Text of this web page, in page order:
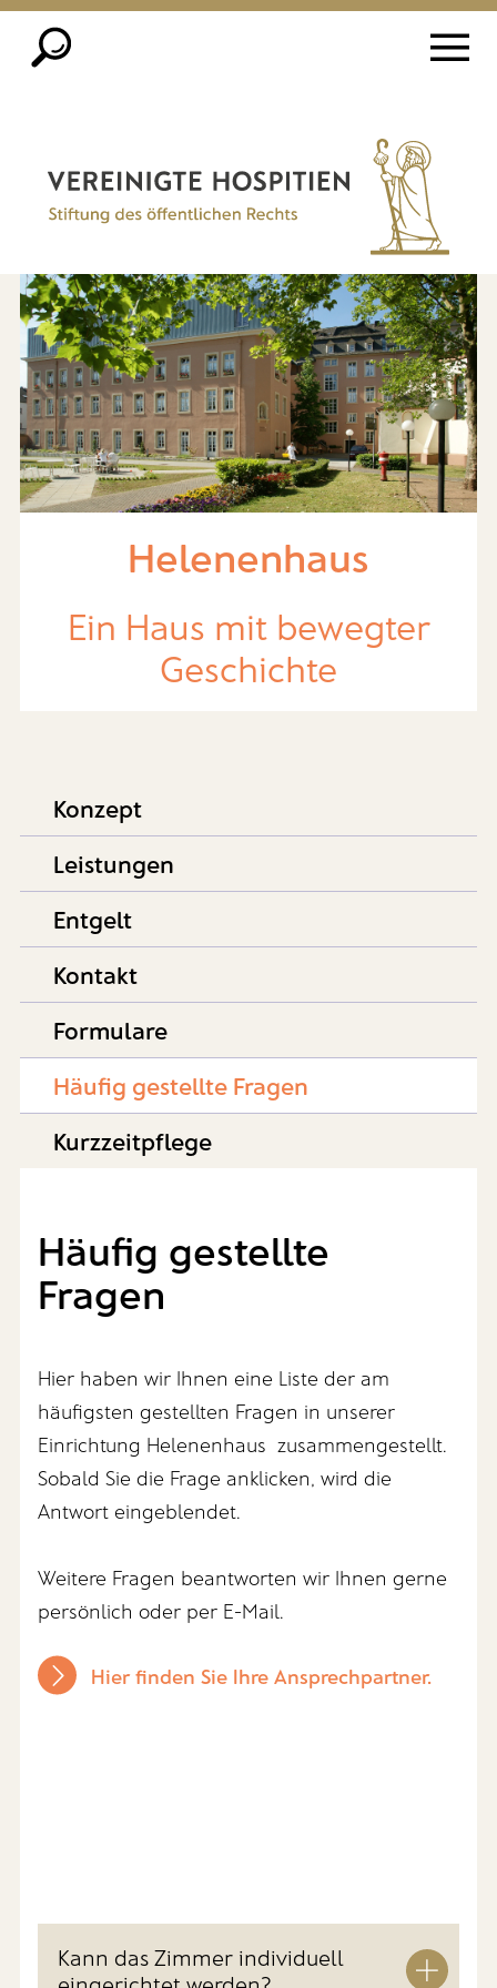
Helenenhaus
Ein Haus mit bewegter
Geschichte
Konzept
Leistungen
Entgelt
Kontakt
Formulare
Häufig gestellte Fragen
Kurzzeitpflege
Häufig gestellte
Fragen
Hier haben wir Ihnen eine Liste der am
häufigsten gestellten Fragen in unserer
Einrichtung Helenenhaus zusammengestellt.
Sobald Sie die Frage anklicken, wird die
Antwort eingeblendet.
Weitere Fragen beantworten wir Ihnen gerne
persönlich oder per E-Mail.
Hier finden Sie Ihre Ansprechpartner.
Kann das Zimmer individuell